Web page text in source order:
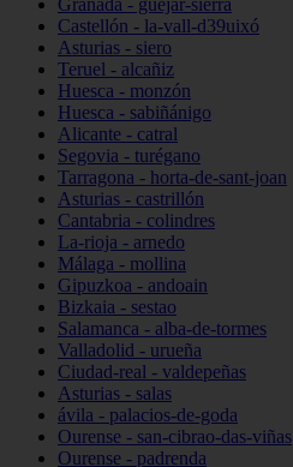
Granada - güejar-sierra
Castellón - la-vall-d39uixó
Asturias - siero
Teruel - alcañiz
Huesca - monzón
Huesca - sabiñánigo
Alicante - catral
Segovia - turégano
Tarragona - horta-de-sant-joan
Asturias - castrillón
Cantabria - colindres
La-rioja - arnedo
Málaga - mollina
Gipuzkoa - andoain
Bizkaia - sestao
Salamanca - alba-de-tormes
Valladolid - urueña
Ciudad-real - valdepeñas
Asturias - salas
ávila - palacios-de-goda
Ourense - san-cibrao-das-viñas
Ourense - padrenda